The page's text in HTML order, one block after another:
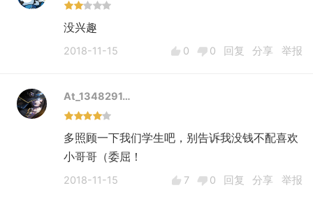
没兴趣
2018-11-15 0 0 回复 分享 举报
At_1348291…
多照顾一下我们学生吧，别告诉我没钱不配喜欢
小哥哥（委屈！
2018-11-15 7 0 回复 分享 举报